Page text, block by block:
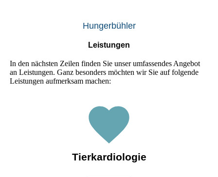
Hungerbühler
Leistungen
In den nächsten Zeilen finden Sie unser umfassendes Angebot
an Leistungen. Ganz besonders möchten wir Sie auf folgende
Leistungen aufmerksam machen:
Tierkardiologie